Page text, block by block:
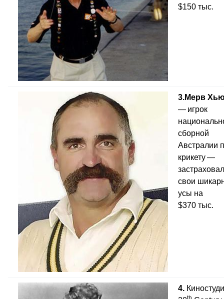
$150 тыс.
3.Мерв
— игрок
сборной
Австралии
крикету —
застраховал
свои
усы на
$370 тыс.
4.